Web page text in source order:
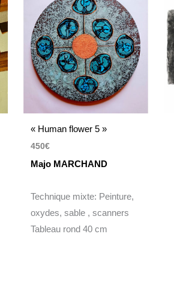
« Human flower 5 »
450€
Majo MARCHAND
Technique mixte: Peinture,
oxydes, sable , scanners
Tableau rond 40 cm